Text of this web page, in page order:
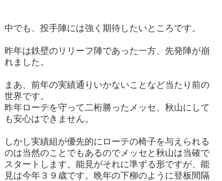
中でも、投手陣には強く期待したいところです。
昨年は鉄壁のリリーフ陣であった一方、先発陣が崩
れました。
まあ、前年の実績通りいかないことなど当たり前の
世界です。
昨年ローテを守って二桁勝ったメッセ、秋山にして
も安心はできません。
しかし実績組が優先的にローテの椅子を与えられる
のは当然のことでもあるのでメッセと秋山は当確で
スタートします。能見がそれに準ずる形ですが、能
見は今年３９歳です。晩年の下柳のように登板間隔